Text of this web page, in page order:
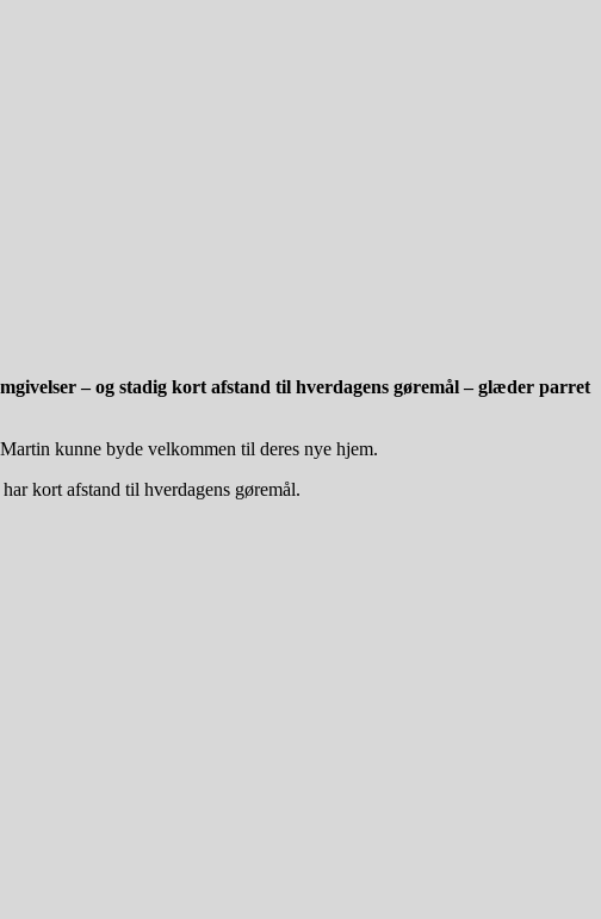
– og stadig kort afstand til hverdagens gøremål – glæder parret
kunne byde velkommen til deres nye hjem.
kort afstand til hverdagens gøremål.